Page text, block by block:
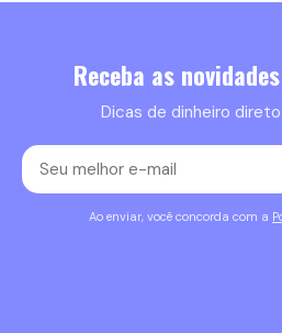
Receba as
Dicas de dinheiro
Ao enviar, você concorda com a